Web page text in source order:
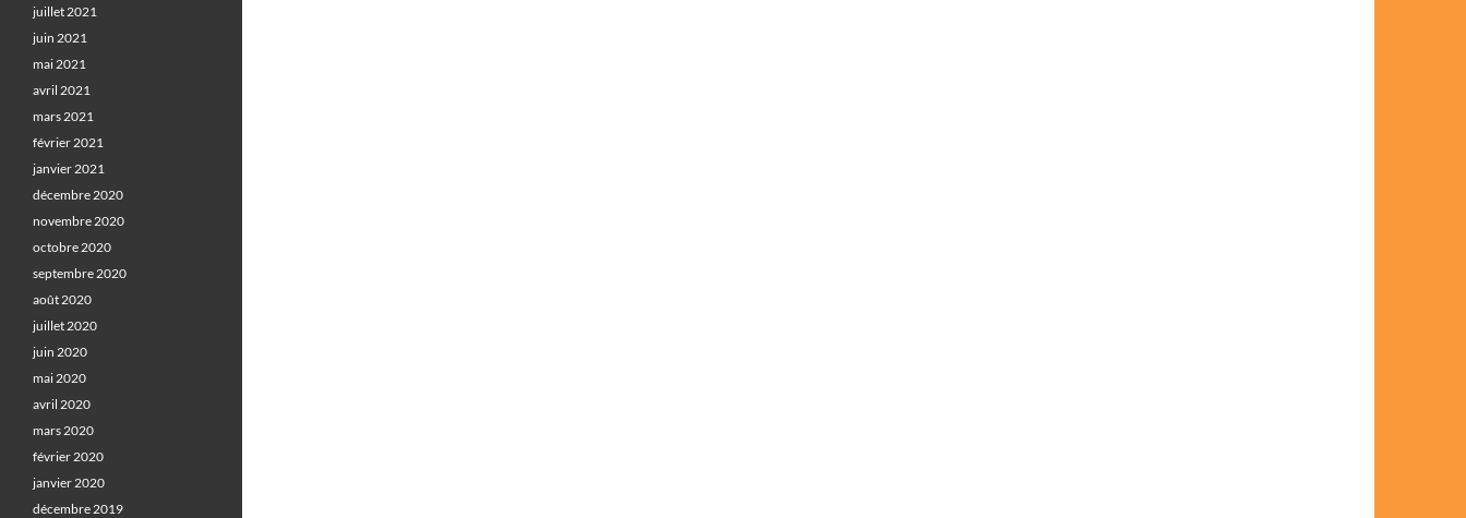
juillet 2021
juin 2021
mai 2021
avril 2021
mars 2021
février 2021
janvier 2021
décembre 2020
novembre 2020
octobre 2020
septembre 2020
août 2020
juillet 2020
juin 2020
mai 2020
avril 2020
mars 2020
février 2020
janvier 2020
décembre 2019